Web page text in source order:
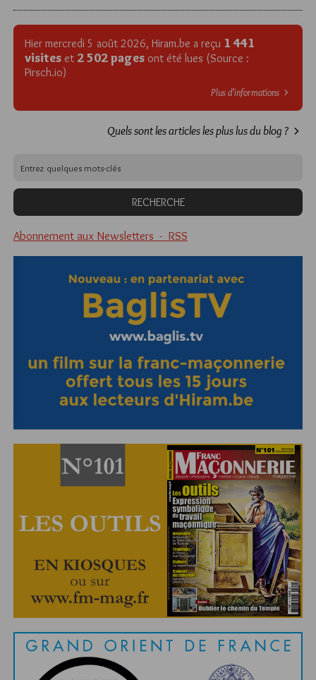
Hier mercredi 5 août 2026, Hiram.be a reçu 1 441
visites et 2 502 pages ont été lues (Source :
Pirsch.io)
Plus d’informations
Quels sont les articles les plus lus du blog ?
Abonnement aux Newsletters - RSS